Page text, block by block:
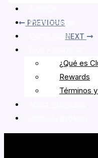
Promociones
Cómo llegar
¿Qué es
Rewards
Términos
PREVIOUS
NEXT